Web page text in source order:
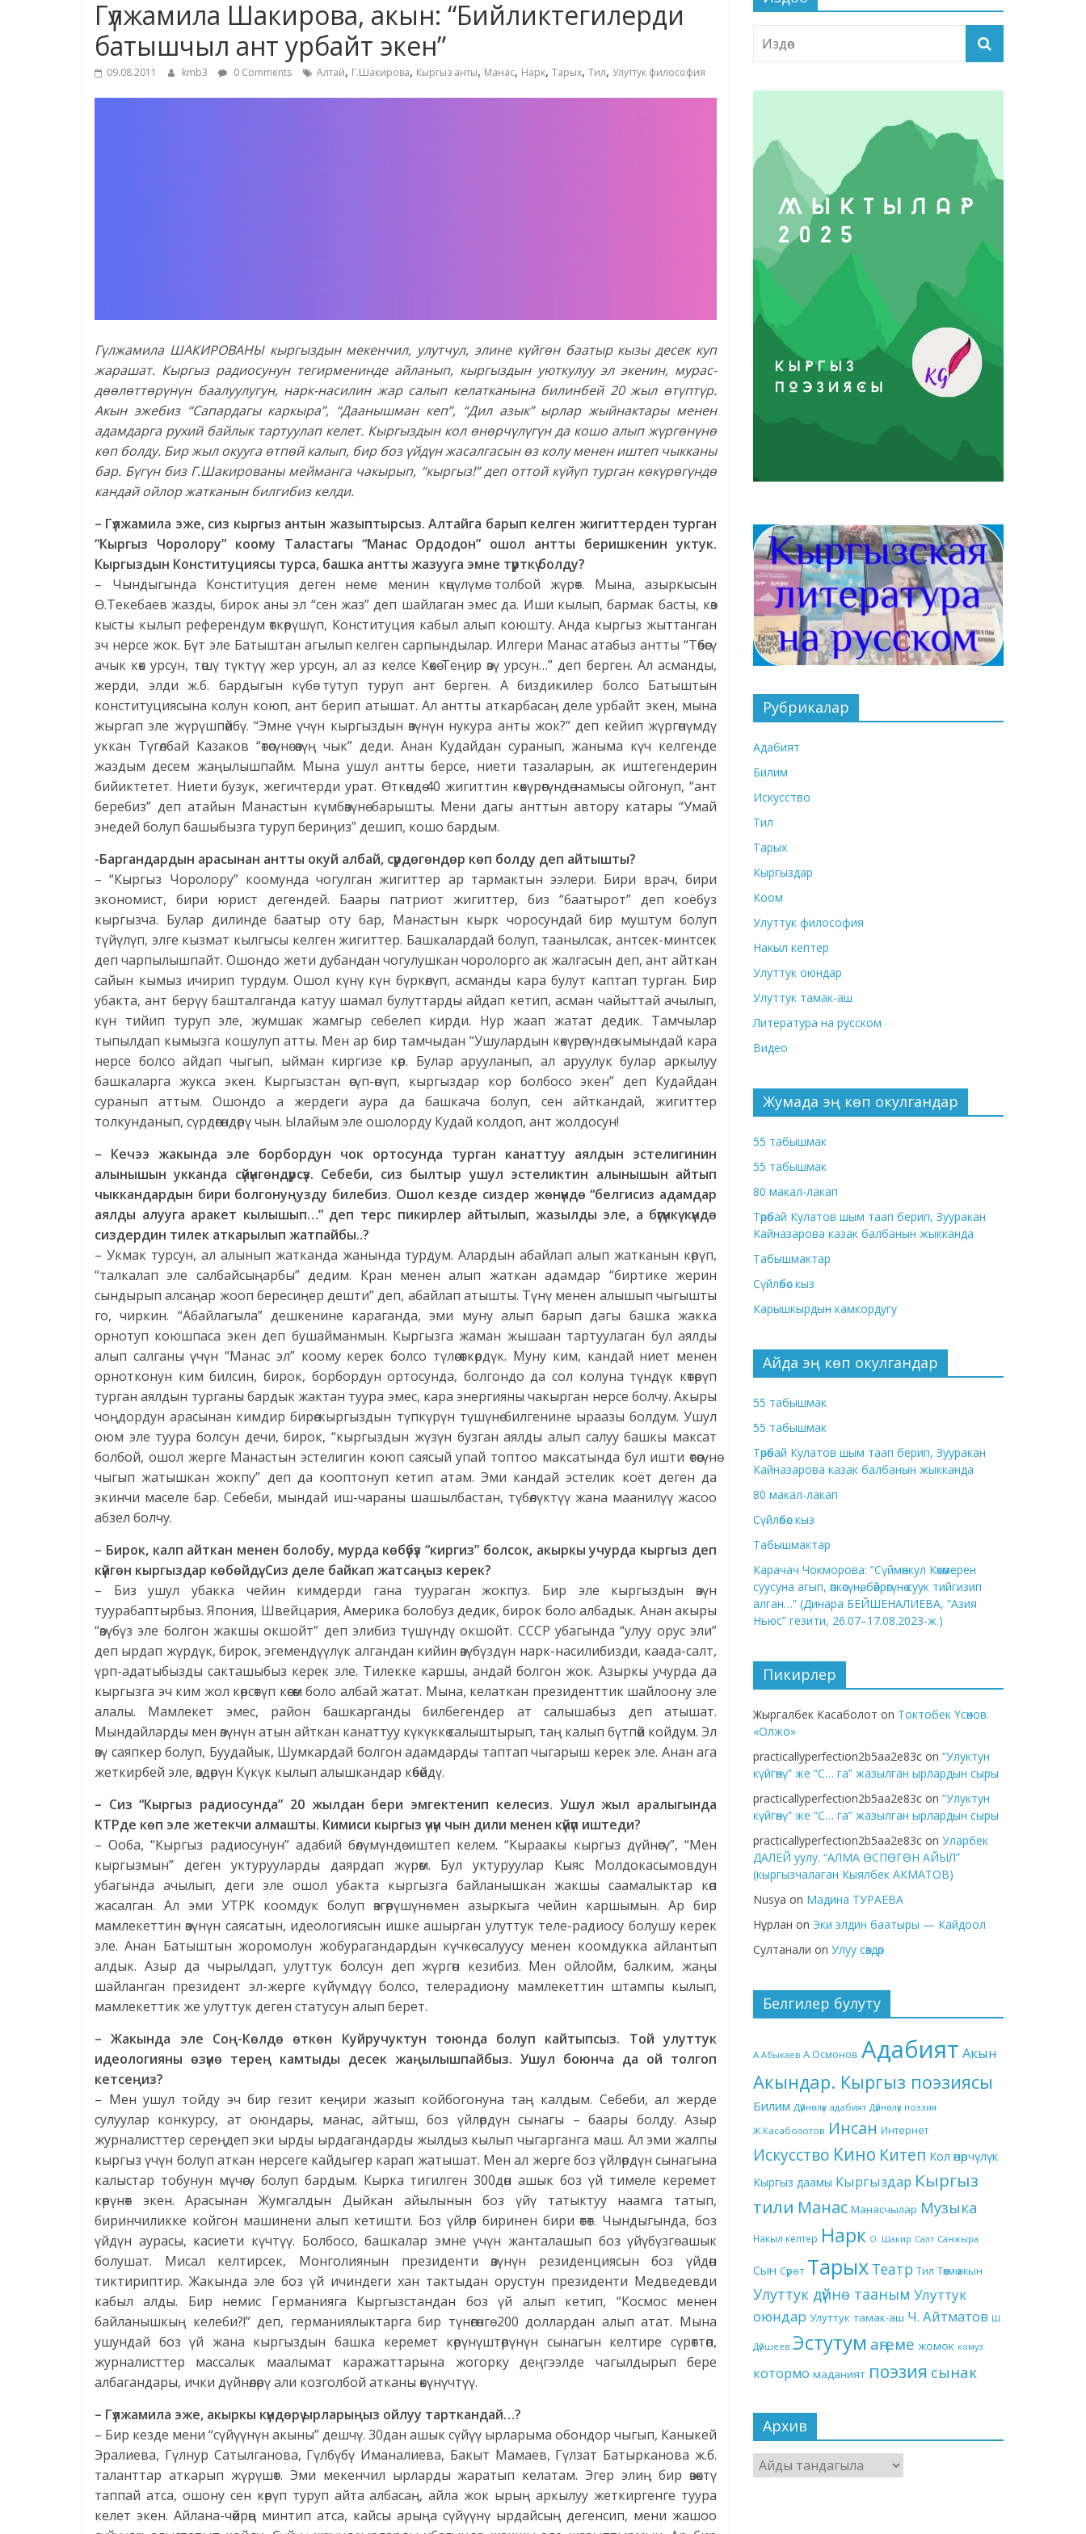
Гүлжамила Шакирова, акын: “Бийликтегилерди
батышчыл ант урбайт экен”
09.08.2011 kmb3 0 Comments Алтай, Г.Шакирова, Кыргыз анты, Манас, Нарк, Тарых, Тил, Улуттук философия
Гүлжамила ШАКИРОВАНЫ кыргыздын мекенчил, улутчул, элине күйгөн баатыр кызы десек куп
жарашат. Кыргыз радиосунун тегирменинде айланып, кыргыздын уюткулуу эл экенин, мурас-
дөөлөттөрүнүн баалуулугун, нарк-насилин жар салып келатканына билинбей 20 жыл өтүптүр.
Акын эжебиз “Сапардагы каркыра”, “Даанышман кеп”, “Дил азык” ырлар жыйнактары менен
адамдарга рухий байлык тартуулап келет. Кыргыздын кол өнөрчүлүгүн да кошо алып жүргөнүнө
көп болду. Бир жыл окууга өтпөй калып, бир боз үйдүн жасалгасын өз колу менен иштеп чыкканы
бар. Бүгүн биз Г.Шакированы мейманга чакырып, “кыргыз!” деп оттой күйүп турган көкүрөгүндө
кандай ойлор жатканын билгибиз келди.
– Гүлжамила эже, сиз кыргыз антын жазыптырсыз. Алтайга барып келген жигиттерден турган
“Кыргыз Чоролору” коому Таластагы “Манас Ордодон” ошол антты беришкенин уктук.
Кыргыздын Конституциясы турса, башка антты жазууга эмне түрткү болду?
– Чындыгында Конституция деген неме менин көңүлүмө толбой жүрөт. Мына, азыркысын
Ө.Текебаев жазды, бирок аны эл “сен жаз” деп шайлаган эмес да. Иши кылып, бармак басты, көз
кысты кылып референдум өткөрүшүп, Конституция кабыл алып коюшту. Анда кыргыз жыттанган
эч нерсе жок. Бүт эле Батыштан агылып келген сарпындылар. Илгери Манас атабыз антты “Төбөсү
ачык көк урсун, төшү түктүү жер урсун, ал аз келсе Көкө Теңир өзү урсун…” деп берген. Ал асманды,
жерди, элди ж.б. бардыгын күбө тутуп туруп ант берген. А биздикилер болсо Батыштын
конституциясына колун коюп, ант берип атышат. Ал антты аткарбасаң деле урбайт экен, мына
жыргап эле жүрүшпөйбү. “Эмне үчүн кыргыздын өзүнүн нукура анты жок?” деп кейип жүргөнүмдү
уккан Түгөлбай Казаков “өтөсүнө өзүң чык” деди. Анан Кудайдан суранып, жаныма күч келгенде
жаздым десем жаңылышпайм. Мына ушул антты берсе, ниети тазаларын, ак иштегендерин
бийиктетет. Ниети бузук, жегичтерди урат. Өткөндө 40 жигиттин көкүрөгүндө намысы ойгонуп, “ант
беребиз” деп атайын Манастын күмбөзүнө барышты. Мени дагы анттын автору катары “Умай
энедей болуп башыбызга туруп бериңиз” дешип, кошо бардым.
-Баргандардын арасынан антты окуй албай, сүрдөгөндөр көп болду деп айтышты?
– “Кыргыз Чоролору” коомунда чогулган жигиттер ар тармактын ээлери. Бири врач, бири
экономист, бири юрист дегендей. Баары патриот жигиттер, биз “баатырот” деп коёбуз
кыргызча. Булар дилинде баатыр оту бар, Манастын кырк чоросундай бир муштум болуп
түйүлүп, элге кызмат кылгысы келген жигиттер. Башкалардай болуп, таанылсак, антсек-минтсек
деп чарпылышпайт. Ошондо жети дубандан чогулушкан чоролорго ак жалгасын деп, ант айткан
сайын кымыз ичирип турдум. Ошол күнү күн бүркөлүп, асманды кара булут каптап турган. Бир
убакта, ант берүү башталганда катуу шамал булуттарды айдап кетип, асман чайыттай ачылып,
күн тийип туруп эле, жумшак жамгыр себелеп кирди. Нур жаап жатат дедик. Тамчылар
тыпылдап кымызга кошулуп атты. Мен ар бир тамчыдан “Ушулардын көкүрөгүндө кымындай кара
нерсе болсо айдап чыгып, ыйман киргизе көр. Булар арууланып, ал аруулук булар аркылуу
башкаларга жукса экен. Кыргызстан өсүп-өнүп, кыргыздар кор болбосо экен” деп Кудайдан
суранып аттым. Ошондо а жердеги аура да башкача болуп, сен айткандай, жигиттер
толкунданып, сүрдөгөндөрү чын. Ылайым эле ошолорду Кудай колдоп, ант жолдосун!
– Кечээ жакында эле борбордун чок ортосунда турган канаттуу аялдын эстелигинин
алынышын укканда сүйүнгөндүрсүз. Себеби, сиз былтыр ушул эстеликтин алынышын айтып
чыккандардын бири болгонуңузду билебиз. Ошол кезде сиздер жөнүндө “белгисиз адамдар
аялды алууга аракет кылышып…” деп терс пикирлер айтылып, жазылды эле, а бүгүнкү күндө
сиздердин тилек аткарылып жатпайбы..?
– Укмак турсун, ал алынып жатканда жанында турдум. Алардын абайлап алып жатканын көрүп,
“талкалап эле салбайсыңарбы” дедим. Кран менен алып жаткан адамдар “биртике жерин
сындырып алсаңар жооп бересиңер дешти” деп, абайлап атышты. Түнү менен алышып чыгышты
го, чиркин. “Абайлагыла” дешкенине караганда, эми муну алып барып дагы башка жакка
орнотуп коюшпаса экен деп бушайманмын. Кыргызга жаман жышаан тартуулаган бул аялды
алып салганы үчүн “Манас эл” коому керек болсо түлөө өткөрдүк. Муну ким, кандай ниет менен
орнотконун ким билсин, бирок, борбордун ортосунда, болгондо да сол колуна түндүк көтөрүп
турган аялдын турганы бардык жактан туура эмес, кара энергияны чакырган нерсе болчу. Акыры
чоңдордун арасынан кимдир бирөө кыргыздын түпкүрүн түшүнө билгенине ыраазы болдум. Ушул
оюм эле туура болсун дечи, бирок, “кыргыздын жүзүн бузган аялды алып салуу башкы максат
болбой, ошол жерге Манастын эстелигин коюп саясый упай топтоо максатында бул ишти өтөөсүнө
чыгып жатышкан жокпу” деп да кооптонуп кетип атам. Эми кандай эстелик коёт деген да
экинчи маселе бар. Себеби, мындай иш-чараны шашылбастан, түбөлүктүү жана маанилүү жасоо
абзел болчу.
– Бирок, калп айткан менен болобу, мурда көбүбүз “киргиз” болсок, акыркы учурда кыргыз деп
күйгөн кыргыздар көбөйдү.Сиз деле байкап жатсаңыз керек?
– Биз ушул убакка чейин кимдерди гана туураган жокпуз. Бир эле кыргыздын өзүн
туурабаптырбыз. Япония, Швейцария, Америка болобуз дедик, бирок боло албадык. Анан акыры
“өзүбүз эле болгон жакшы окшойт” деп элибиз түшүндү окшойт. СССР убагында “улуу орус эли”
деп ырдап жүрдүк, бирок, эгемендүүлүк алгандан кийин өзүбүздүн нарк-насилибизди, каада-салт,
үрп-адатыбызды сакташыбыз керек эле. Тилекке каршы, андай болгон жок. Азыркы учурда да
кыргызга эч ким жол көрсөтүп көсөм боло албай жатат. Мына, келаткан президенттик шайлоону эле
алалы. Мамлекет эмес, район башкарганды билбегендер ат салышабыз деп атышат.
Мындайларды мен өзүнүн атын айткан канаттуу күкүккө салыштырып, таң калып бүтпөй койдум. Эл
өзү саяпкер болуп, Буудайык, Шумкардай болгон адамдарды таптап чыгарыш керек эле. Анан ага
жеткирбей эле, өздөрүн Күкүк кылып алышкандар көбөйдү.
– Сиз “Кыргыз радиосунда” 20 жылдан бери эмгектенип келесиз. Ушул жыл аралыгында
КТРде көп эле жетекчи алмашты. Кимиси кыргыз үчүн чын дили менен күйүп иштеди?
– Ооба, “Кыргыз радиосунун” адабий бөлүмүндө иштеп келем. “Кыраакы кыргыз дүйнөсү”, “Мен
кыргызмын” деген уктурууларды даярдап жүрөм. Бул уктуруулар Кыяс Молдокасымовдун
убагында ачылып, деги эле ошол убакта кыргызга байланышкан жакшы саамалыктар көп
жасалган. Ал эми УТРК коомдук болуп өзгөрүшүнө мен азыркыга чейин каршымын. Ар бир
мамлекеттин өзүнүн саясатын, идеологиясын ишке ашырган улуттук теле-радиосу болушу керек
эле. Анан Батыштын жоромолун жобурагандардын күчкө салуусу менен коомдукка айлантып
алдык. Азыр да чырылдап, улуттук болсун деп жүргөн кезибиз. Мен ойлойм, балким, жаңы
шайланган президент эл-жерге күйүмдүү болсо, телерадиону мамлекеттин штампы кылып,
мамлекеттик же улуттук деген статусун алып берет.
– Жакында эле Соң-Көлдө өткөн Куйручуктун тоюнда болуп кайтыпсыз. Той улуттук
идеологияны өзүнө терең камтыды десек жаңылышпайбыз. Ушул боюнча да ой толгоп
кетсеңиз?
– Мен ушул тойду эч бир гезит кеңири жазып койбогонуна таң калдым. Себеби, ал жерде
сулуулар конкурсу, ат оюндары, манас, айтыш, боз үйлөрдүн сынагы – баары болду. Азыр
журналисттер сереңдеп эки ырды ырдагандарды жылдыз кылып чыгарганга маш. Ал эми жалпы
кыргыз үчүн болуп аткан нерсеге кайдыгер карап жатышат. Мен ал жерге боз үйлөрдүн сынагына
калыстар тобунун мүчөсү болуп бардым. Кырка тигилген 300дөн ашык боз үй тимеле керемет
көрүнөт экен. Арасынан Жумгалдын Дыйкан айылынын боз үйү татыктуу наамга татып,
биринчиликке койгон машинени алып кетишти. Боз үйлөр биринен бири өтөт. Чындыгында, боз
үйдүн аурасы, касиети күчтүү. Болбосо, башкалар эмне үчүн жанталашып боз үйүбүзгө ашык
болушат. Мисал келтирсек, Монголиянын президенти өзүнүн резиденциясын боз үйдөн
тиктириптир. Жакында эле боз үй ичиндеги хан тактыдан орустун президенти Медведевди
кабыл алды. Бир немис Германияга Кыргызстандан боз үй алып кетип, “Космос менен
байланышкың келеби?!” деп, германиялыктарга бир түнөгөнгө 200 доллардан алып атат. Мына
ушундай боз үй жана кыргыздын башка керемет көрүнүштөрүнүн сынагын келтире сүрөттөп,
журналисттер массалык маалымат каражаттарына жогорку деңгээлде чагылдырып бере
албагандары, ички дүйнөлөрү али козголбой атканы өкүнүчтүү.
– Гүлжамила эже, акыркы күндөрү ырларыңыз ойлуу тарткандай…?
– Бир кезде мени “сүйүүнүн акыны” дешчү. 30дан ашык сүйүү ырларыма обондор чыгып, Каныкей
Эралиева, Гүлнур Сатылганова, Гүлбүбү Иманалиева, Бакыт Мамаев, Гүлзат Батырканова ж.б.
таланттар аткарып жүрүшөт. Эми мекенчил ырларды жаратып келатам. Эгер элиң бир өзөктү
таппай атса, ошону сен көрүп туруп айта албасаң, айла жок ырың аркылуу жеткиргенге туура
келет экен. Айлана-чөйрөң минтип атса, кайсы арыңа сүйүүнү ырдайсың дегенсип, мени жашоо
Рубрикалар
Адабият
Билим
Искусство
Тил
Тарых
Кыргыздар
Коом
Улуттук философия
Накыл кептер
Улуттук оюндар
Улуттук тамак-аш
Литература на русском
Видео
Жумада эң көп окулгандар
55 табышмак
55 табышмак
80 макал-лакап
Төрөбай Кулатов шым таап берип, Зууракан
Кайназарова казак балбанын жыкканда
Табышмактар
Сүйлөбөс кыз
Карышкырдын камкордугу
Айда эң көп окулгандар
55 табышмак
55 табышмак
Төрөбай Кулатов шым таап берип, Зууракан
Кайназарова казак балбанын жыкканда
80 макал-лакап
Сүйлөбөс кыз
Табышмактар
Карачач Чокморова: “Сүймөнкул Көкөмерен
суусуна агып, өпкөсүнө, бөйрөгүнө суук тийгизип
алган…” (Динара БЕЙШЕНАЛИЕВА, “Азия
Ньюс” гезити, 26.07–17.08.2023-ж.)
Пикирлер
Жыргалбек Касаболот on Токтобек Үсөнов.
«Олжо»
practicallyperfection2b5aa2e83c on “Улуктун
күйгөнү” же “С… га” жазылган ырлардын сыры
practicallyperfection2b5aa2e83c on “Улуктун
күйгөнү” же “С… га” жазылган ырлардын сыры
practicallyperfection2b5aa2e83c on Уларбек
ДАЛЕЙ уулу. “АЛМА ӨСПӨГӨН АЙЫЛ”
(кыргызчалаган Кыялбек АКМАТОВ)
Nusya on Мадина ТУРАЕВА
Нұрлан on Эки элдин баатыры — Кайдоол
Султанали on Улуу сөздөр
Белгилер булуту
А.Абыкаев А.Осмонов Адабият Акын
Акындар. Кыргыз поэзиясы
Билим Дүйнөлүк адабият Дүйнөлүк поэзия
Ж.Касаболотов Инсан Интернет
Искусство Кино Китеп Кол өнөрчүлүк
Кыргыз даамы Кыргыздар Кыргыз
тили Манас Манасчылар Музыка
Накыл кептер Нарк О. Шакир Салт Санжыра
Сын Сүрөт Тарых Театр Тил Төкмө акын
Улуттук дүйнө тааным Улуттук
оюндар Улуттук тамак-аш Ч. Айтматов Ш.
Дүйшеев Эстутум аңгеме жомок комуз
котормо маданият поэзия сынак
Архив
Архив